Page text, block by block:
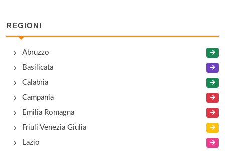
Cantarelli & C.
strada Statale 71 143/144, Arezzo
REGIONI
Abruzzo
Basilicata
Calabria
Campania
Emilia Romagna
Friuli Venezia Giulia
Lazio